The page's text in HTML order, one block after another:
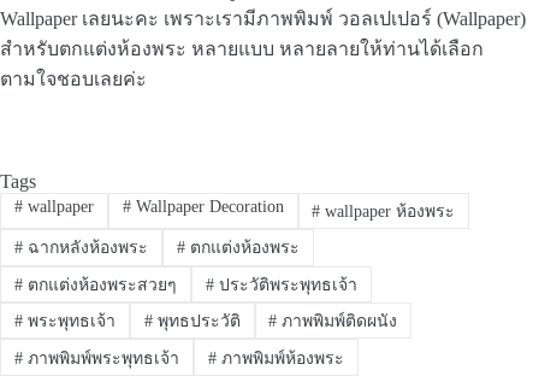
Wallpaper เลยนะคะ เพราะเรามีภาพพิมพ์ วอลเปเปอร์ (Wallpaper)
สำหรับตกแต่งห้องพระ หลายแบบ หลายลายให้ท่านได้เลือก
ตามใจชอบเลยค่ะ
Tags
#wallpaper #Wallpaper Decoration # wallpaper ห้องพระ
#ฉากหลังห้องพระ #ตกแต่งห้องพระ
#ตกแต่งห้องพระสวยๆ #ประวัติพระพุทธเจ้า
#พระพุทธเจ้า #พุทธประวัติ # ภาพพิมพ์ติดผนัง
#ภาพพิมพ์พระพุทธเจ้า #ภาพพิมพ์ห้องพระ